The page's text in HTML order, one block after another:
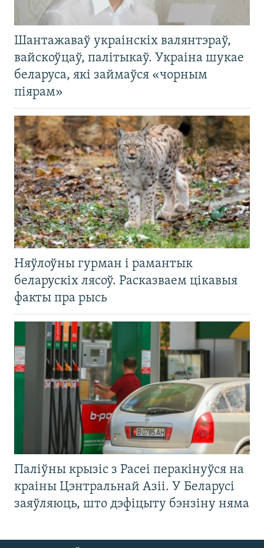
Шантажаваў украінскіх валянтэраў,
вайскоўцаў, палітыкаў. Украіна шукае
беларуса, які займаўся «чорным
піярам»
Няўлоўны гурман і рамантык
беларускіх лясоў. Расказваем цікавыя
факты пра рысь
Паліўны крызіс з Расеі перакінуўся на
краіны Цэнтральнай Азіі. У Беларусі
заяўляюць, што дэфіцыту бэнзіну няма